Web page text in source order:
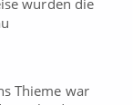
wurden die
Thieme war